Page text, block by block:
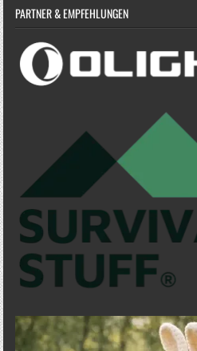
PARTNER & EMPFEHLUNGEN